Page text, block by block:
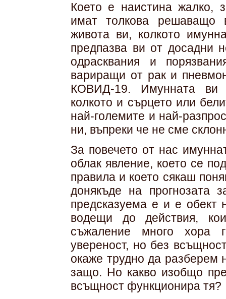
Което е наистина жалко,
имат толкова решаващо
живота ви, колкото
предпазва ви от досадни
одрасквания и
вариращи от рак и
КОВИД-19. Имунната ви
колкото и сърцето или
най-големите и най-
ни, въпреки че не сме
За повечето от нас
облак явление, което се
правила и което сякаш
донякъде на прогнозата
предсказуема е и е обект
водещи до действия,
съжаление много хора
увереност, но без
окаже трудно да
защо. Но какво изобщо
всъщност функционира тя?